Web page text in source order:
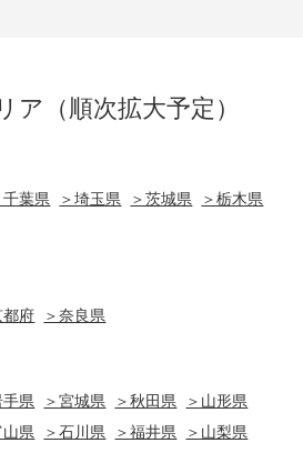
ア（順次拡大予定）
千葉県 ＞埼玉県 ＞茨城県
＞栃木県
都府 ＞奈良県
手県 ＞宮城県 ＞秋田県
＞山形県
山県 ＞石川県 ＞福井県
＞山梨県